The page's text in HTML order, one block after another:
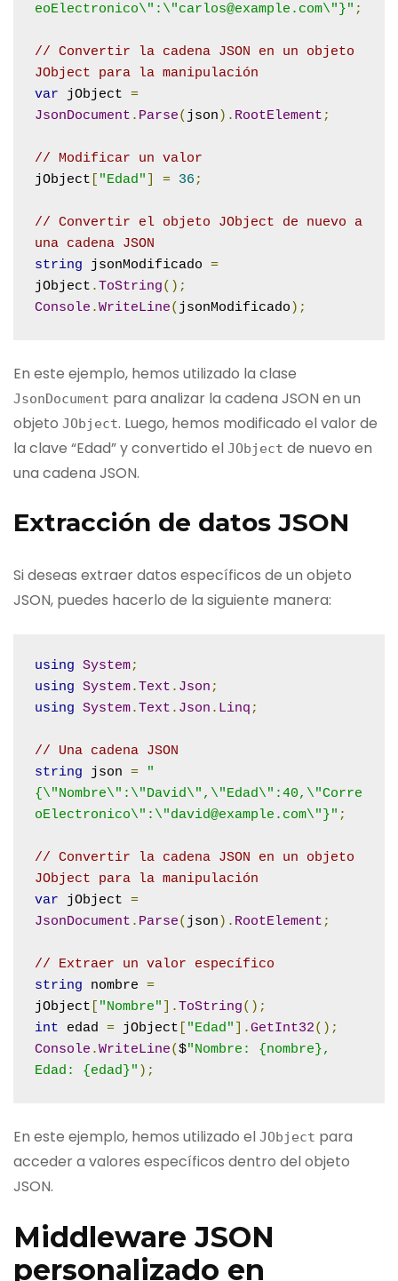
eoElectronico\":\"carlos@example.com\"}" ;
// Convertir la cadena JSON en un objeto
JObject para la manipulación
var jObject =
JsonDocument . Parse( json ). RootElement ;
// Modificar un valor
jObject
"Edad" = 36 ;
// Convertir el objeto JObject de nuevo a
una cadena JSON
string jsonModificado =
jObject .ToString();
Console .WriteLine( jsonModificado );
En este ejemplo, hemos utilizado la clase
JsonDocument para analizar la cadena JSON en un
objeto JObject. Luego, hemos modificado el valor de
la clave “Edad” y convertido el JObject de nuevo en
una cadena JSON.
Extracción de datos JSON
Si deseas extraer datos específicos de un objeto
JSON, puedes hacerlo de la siguiente manera:
using System;
using System.Text . Json ;
using System.Text . Json . Linq ;
// Una cadena JSON
string json =
"
{\"Nombre\":\"David\",\"Edad\":40,\"Corre
oElectronico\":\"david@example.com\"}" ;
// Convertir la cadena JSON en un objeto
JObject para la manipulación
var jObject =
JsonDocument . Parse( json ). RootElement ;
// Extraer un valor específico
string nombre =
jObject
"Nombre" ].ToString();
int edad = jObject "Edad" ].GetInt32();
Console .WriteLine($"Nombre: {nombre},
Edad: {edad}" );
En este ejemplo, hemos utilizado el JObject para
acceder a valores específicos dentro del objeto
JSON.
Middleware JSON
personalizado en